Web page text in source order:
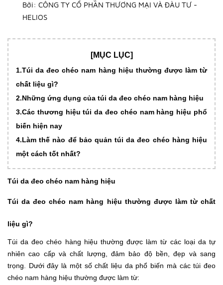
Bởi: CÔNG TY CỔ PHẦN THƯƠNG MẠI VÀ ĐÀU TƯ -
HELIOS
[MỤC LỤC]
1.Túi da đeo chéo nam hàng hiệu thường được làm từ
chất liệu gì?
2.Những ứng dụng của túi da đeo chéo nam hàng hiệu
3.Các thương hiệu túi da đeo chéo nam hàng hiệu phổ
biến hiện nay
4.Làm thế nào để bảo quản túi da đeo chéo hàng hiệu
một cách tốt nhất?
Túi da đeo chéo nam hàng hiệu
Túi da đeo chéo nam hàng hiệu thường được làm từ chất
liệu gì?
Túi da đeo chéo hàng hiệu thường được làm từ các loại da tự
nhiên cao cấp và chất lượng, đảm bảo độ bền, đẹp và sang
trọng. Dưới đây là một số chất liệu da phổ biến mà các túi đeo
chéo nam hàng hiệu thường được làm từ: